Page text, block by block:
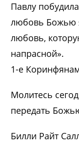
Павлу
любовь Божью
любовь,
напрасной».
1-е
Молитесь
передать
Билли Райт